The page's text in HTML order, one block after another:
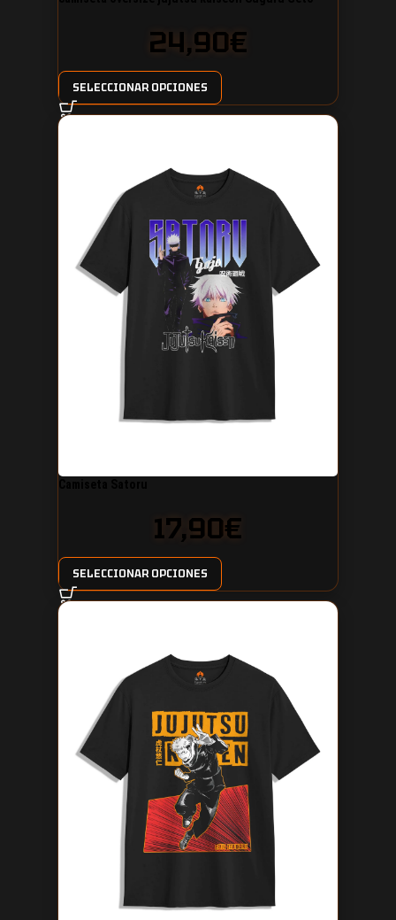
24,90€
SELECCIONAR OPCIONES
17,90€
SELECCIONAR OPCIONES